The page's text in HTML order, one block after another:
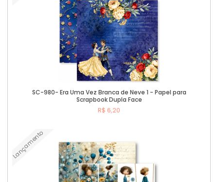
SC-980- Era Uma Vez Branca de Neve 1 - Papel para
Scrapbook Dupla Face
R$ 6,20
Lançamento